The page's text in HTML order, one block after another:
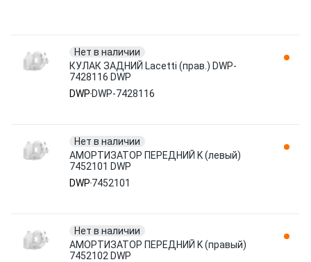
Нет в наличии
КУЛАК ЗАДНИЙ Lacetti (прав.) DWP-
7428116 DWP
DWP DWP-7428116
Нет в наличии
АМОРТИЗАТОР ПЕРЕДНИЙ K (левый)
7452101 DWP
DWP 7452101
Нет в наличии
АМОРТИЗАТОР ПЕРЕДНИЙ K (правый)
7452102 DWP